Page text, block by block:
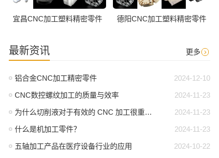
宜昌CNC加工塑料精密零件 德阳CNC加工塑料精密零件
最新资讯 更多
2024-12-10
铝合金CNC加工精密零件
2024-11-23
CNC数控螺纹加工的质量与效率
2024-11-23
为什么切削液对于有效的 CNC 加工很重要？
2024-11-23
什么是机加工零件？
2024-10-22
五轴加工产品在医疗设备行业的应用